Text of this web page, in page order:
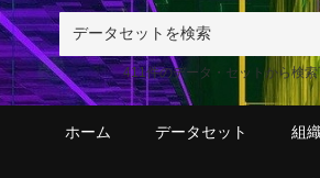
411件のデータ・セットから検索
ホーム データセット 組